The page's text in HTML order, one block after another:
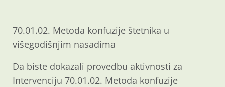
70.01.02. Metoda konfuzije štetnika u
višegodišnjim nasadima
Da biste dokazali provedbu aktivnosti za
Intervenciju 70.01.02. Metoda konfuzije